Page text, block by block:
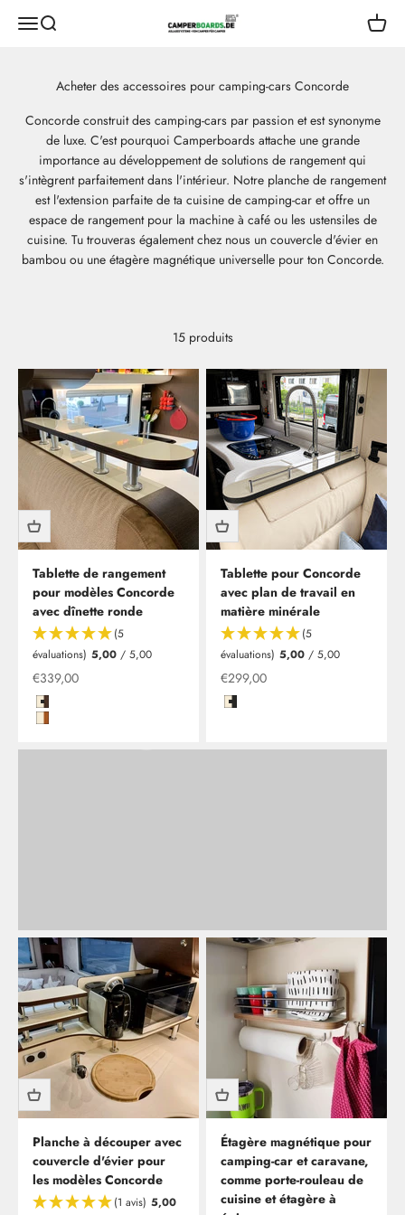
Ouvrir le menu de navigation
Ouvrir la recherche CamperBoards Ouvrir
Concorde construit des camping-cars par passion et est synonyme
de luxe. C'est pourquoi Camperboards attache une grande
importance au développement de solutions de rangement qui
s'intègrent parfaitement dans l'intérieur. Notre planche de rangement
est l'extension parfaite de ta cuisine de camping-car et offre un
espace de rangement pour la machine à café ou les ustensiles de
cuisine. Tu trouveras également chez nous un couvercle d'évier en
bambou ou une étagère magnétique universelle pour ton Concorde.
15 produits
Tablette de rangement
pour modèles Concorde
avec dînette ronde
(5
évaluations) 5,00 / 5,00
Offre
€339,00
Magnolie Hochglanz mit Kante in Wenge Classic
Magnolie Hochglanz mit Kante in Kirsche Blumig Geplankt
Tablette pour Concorde
avec plan de travail en
matière minérale
(5
évaluations) 5,00 / 5,00
Offre à partir de
€299,00
Magnolie Hochglanz mit Kante
Clesana C1 - toilettes sans eau, installation comprise
En tant que nouveau partenaire de Clesana, nous vous
offrons dès maintenant la possibilité de faire installer vos
toilettes sans eau chez nous à Leverkusen.
Planche à découper avec
couvercle d'évier pour
les modèles Concorde
(1 avis) 5,00
Étagère magnétique pour
camping-car et caravane,
comme porte-rouleau de
cuisine et étagère à